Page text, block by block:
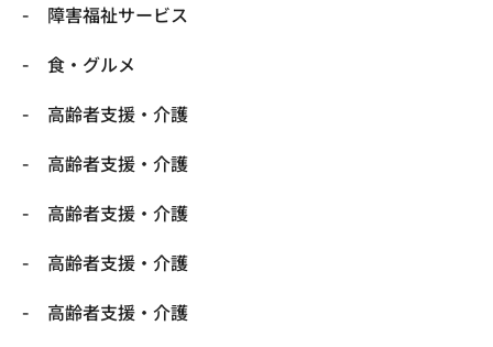
障害福祉サービス
食・グルメ
高齢者支援・介護
高齢者支援・介護
高齢者支援・介護
高齢者支援・介護
高齢者支援・介護